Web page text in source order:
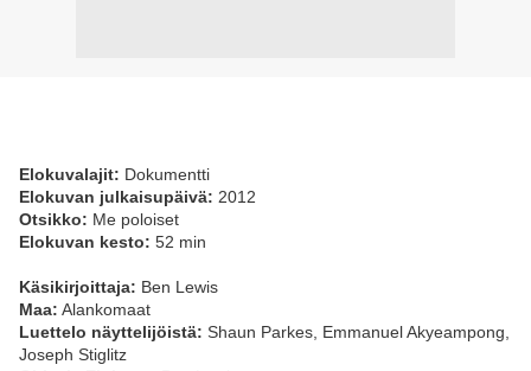
Elokuvalajit: Dokumentti
Elokuvan julkaisupäivä: 2012
Otsikko: Me poloiset
Elokuvan kesto: 52 min
Käsikirjoittaja: Ben Lewis
Maa: Alankomaat
Luettelo näyttelijöistä: Shaun Parkes, Emmanuel Akyeampong,
Joseph Stiglitz